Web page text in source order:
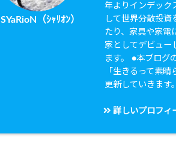
SYaRioN（ｼｬﾘｵﾝ）
年よりインデック
して世界分散投
たり、家具や家電
家としてデビュー
ます。 ●本ブログ
「生きるって素
更新していきます
詳しいプロフィ